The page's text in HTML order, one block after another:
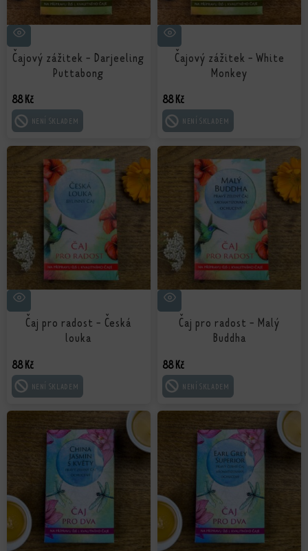
Čajový zážitek - Darjeeling
Puttabong
88Kč
ČTĚTE VÍCE
Čajový zážitek - White
Monkey
88Kč
ČTĚTE VÍCE
Čaj pro radost - Česká
louka
88 Kč
ČTĚTE VÍCE
Čaj pro radost - Malý
Buddha
88 Kč
ČTĚTE VÍCE